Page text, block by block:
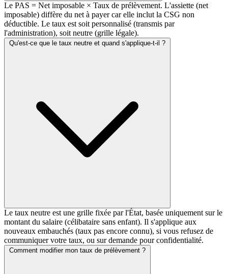
Le PAS = Net imposable × Taux de prélèvement. L'assiette (net
imposable) diffère du net à payer car elle inclut la CSG non
déductible. Le taux est soit personnalisé (transmis par
l'administration), soit neutre (grille légale).
Qu'est-ce que le taux neutre et quand s'applique-t-il ?
Le taux neutre est une grille fixée par l'État, basée uniquement sur le
montant du salaire (célibataire sans enfant). Il s'applique aux
nouveaux embauchés (taux pas encore connu), si vous refusez de
communiquer votre taux, ou sur demande pour confidentialité.
Comment modifier mon taux de prélèvement ?